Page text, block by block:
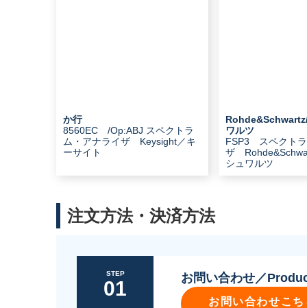
か行
8560EC /Op:ABJ スペクトラ
ム・アナライザ Keysight／キ
ーサイト
ワルツ
FSP3 スペクト
ザ
シュワルツ
注文方法・決済方法
STEP
01 お問い合わせ／
お問い合わせこ